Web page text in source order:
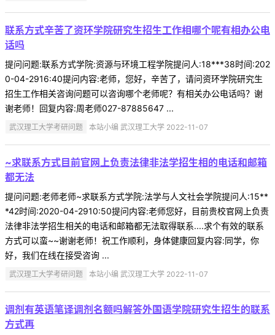
联系方式辛苦了资环学院研究生招生工作相哪个呢有相办公电
话吗
提问问题:联系方式学院:资源与环境工程学院提问人:18***38时间:202
0-04-2916:40提问内容:老师，您好，辛苦了，请问资环学院研究生
招生工作相关咨询问题可以咨询哪个老师呢？有相关办公电话吗？谢
谢老师！回复内容:周老师027-87885647 ...
武汉理工大学考研问题 本站小编 武汉理工大学 2022-11-07
~求联系方式目前官网上负责法律非法学招生相的电话和邮箱
都无法
提问问题:老师老师~求联系方式学院:法学与人文社会学院提问人:15**
*42时间:2020-04-2910:50提问内容:老师您好，目前贵校官网上负责
法律非法学招生相关的电话和邮箱都无法取得联系....求个有效的联系
方式可以蛮~~谢谢老师！祝工作顺利，身体健康回复内容:同学，你
好，我们在线在接受咨询 ...
武汉理工大学考研问题 本站小编 武汉理工大学 2022-11-07
调剂有英语笔译调剂名额吗解答外国语学院研究生招生的联系
方式再